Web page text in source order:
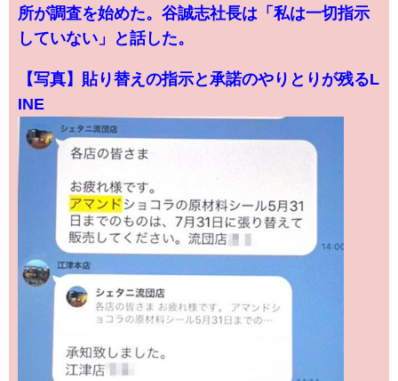
所が調査を始めた。谷誠志社長は「私は一切指示
していない」と話した。
【写真】貼り替えの指示と承諾のやりとりが残るL
INE